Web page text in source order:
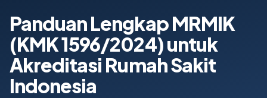
Panduan Lengkap MRMIK
(KMK 1596/2024) untuk
Akreditasi Rumah Sakit
Indonesia